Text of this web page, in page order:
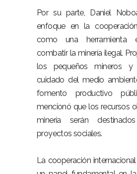
Por su parte, Daniel
enfoque en la
como una herramienta
combatir la minería ilegal.
los pequeños mineros y
cuidado del medio
fomento productivo
mencionó que los recursos
minería serán
proyectos sociales.
La cooperación